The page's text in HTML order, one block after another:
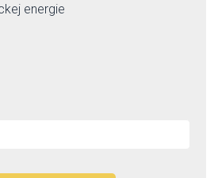
energie